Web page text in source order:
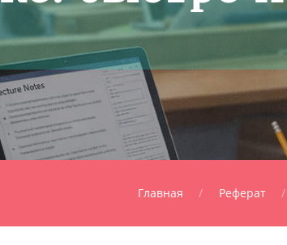
Главная Реферат